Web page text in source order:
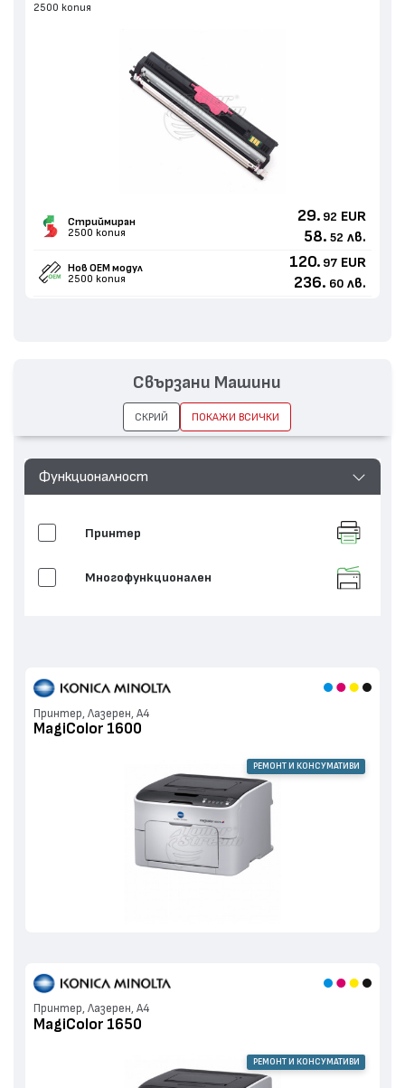
2500 копия
Стриймиран
2500 копия
29. 92 EUR
58. 52 лв.
Нов ОЕМ модул
2500 копия
120. 97 EUR
236. 60 лв.
Функционалност
Принтер
Многофункционален
Принтер, Лазерен, А4
MagiColor 1600
РЕМОНТ И КОНСУМАТИВИ
Принтер, Лазерен, А4
MagiColor 1650
РЕМОНТ И КОНСУМАТИВИ
Свързани Машини
СКРИЙ ПОКАЖИ ВСИЧКИ